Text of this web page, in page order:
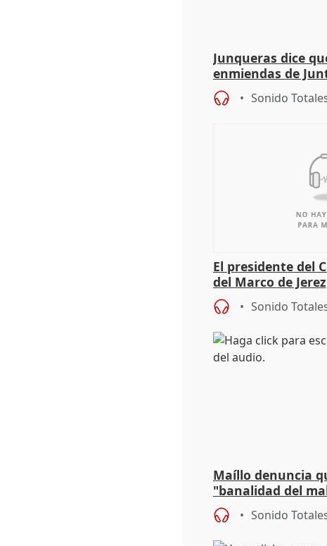
Junqueras dice
enmiendas de
en el trámite de
Sonido
El presidente del
del Marco de
sobre
Sonido
Maíllo denuncia
"banalidad del
asume todas sus
Sonido